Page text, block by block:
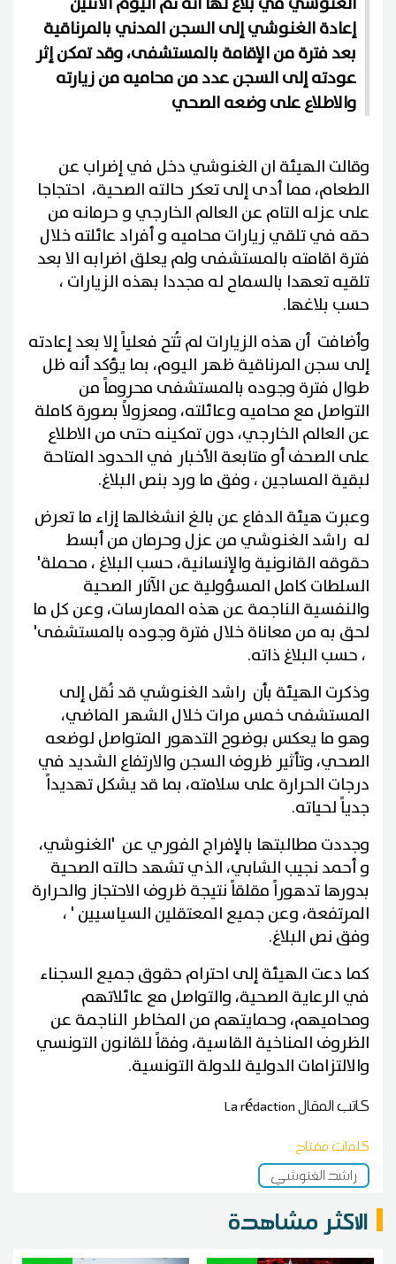
إعادة الغنوشي إلى السجن المدني بالمرناقية
بعد فترة من الإقامة بالمستشفى، وقد تمكن إثر
عودته إلى السجن عدد من محاميه من زيارته
والاطلاع على وضعه الصحي
وقالت الهيئة ان الغنوشي دخل في إضراب عن
الطعام، مما أدى إلى تعكر حالته الصحية، احتجاجا
على عزله التام عن العالم الخارجي و حرمانه من
حقه في تلقي زيارات محاميه و أفراد عائلته خلال
فترة اقامته بالمستشفى ولم يعلق اضرابه الا بعد
تلقيه تعهدا بالسماح له مجددا بهذه الزيارات ،
حسب بلاغها.
وأضافت أن هذه الزيارات لم تُتح فعلياً إلا بعد إعادته
إلى سجن المرناقية ظهر اليوم، بما يؤكد أنه ظل
طوال فترة وجوده بالمستشفى محروماً من
التواصل مع محاميه وعائلته، ومعزولاً بصورة كاملة
عن العالم الخارجي، دون تمكينه حتى من الاطلاع
على الصحف أو متابعة الأخبار في الحدود المتاحة
لبقية المساجين ، وفق ما ورد بنص البلاغ.
وعبرت هيئة الدفاع عن بالغ انشغالها إزاء ما تعرض
له راشد الغنوشي من عزل وحرمان من أبسط
حقوقه القانونية والإنسانية، حسب البلاغ ، محملة'
السلطات كامل المسؤولية عن الآثار الصحية
والنفسية الناجمة عن هذه الممارسات، وعن كل ما
لحق به من معاناة خلال فترة وجوده بالمستشفى'
، حسب البلاغ ذاته.
وذكرت الهيئة بأن راشد الغنوشي قد نُقل إلى
المستشفى خمس مرات خلال الشهر الماضي،
وهو ما يعكس بوضوح التدهور المتواصل لوضعه
الصحي، وتأثير ظروف السجن والارتفاع الشديد في
درجات الحرارة على سلامته، بما قد يشكل تهديداً
جدياً لحياته.
وجددت مطالبتها بالإفراج الفوري عن 'الغنوشي،
و أحمد نجيب الشابي، الذي تشهد حالته الصحية
بدورها تدهوراً مقلقاً نتيجة ظروف الاحتجاز والحرارة
المرتفعة، وعن جميع المعتقلين السياسيين ' ،
وفق نص البلاغ.
كما دعت الهيئة إلى احترام حقوق جميع السجناء
في الرعاية الصحية، والتواصل مع عائلاتهم
ومحاميهم، وحمايتهم من المخاطر الناجمة عن
الظروف المناخية القاسية، وفقاً للقانون التونسي
والالتزامات الدولية للدولة التونسية.
كاتب المقالLa rédaction
كلمات مفتاح
راشد الغنوشي
الاكثر مشاهدة